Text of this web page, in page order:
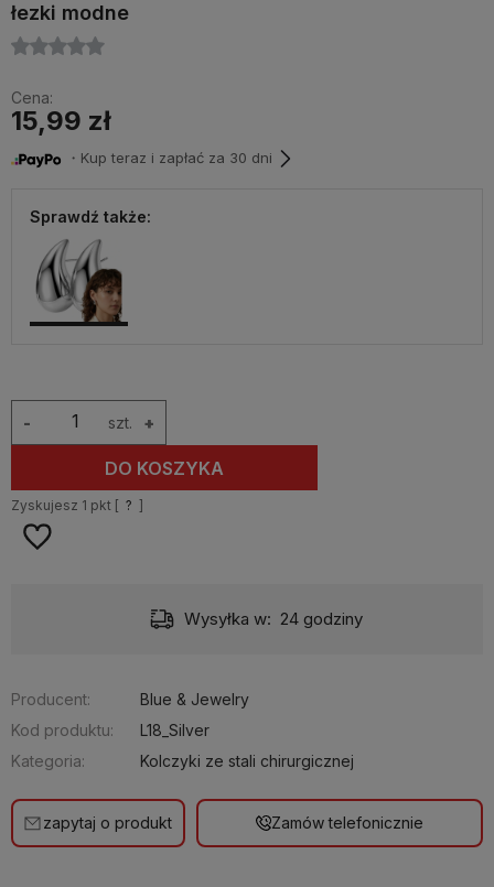
łezki modne
Cena:
15,99 zł
・Kup teraz i zapłać za 30 dni
Sprawdź także:
szt. +
-
DO KOSZYKA
Zyskujesz 1 pkt [ ? ]
Wysyłka w: 24 godziny
Producent:
Blue & Jewelry
Kod produktu:
L18_Silver
Kategoria:
Kolczyki ze stali chirurgicznej
zapytaj o produkt Zamów telefonicznie